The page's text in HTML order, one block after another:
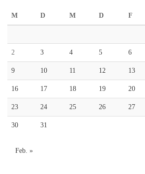
M D M D F
2 3 4 5 6
9 10 11 12 13
16 17 18 19 20
23 24 25 26 27
30 31
Feb. »